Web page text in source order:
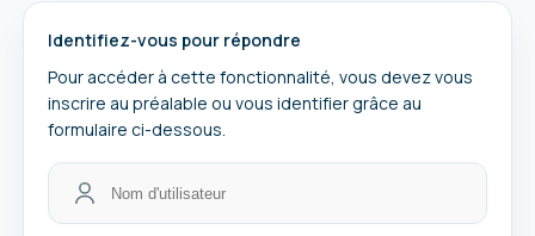
Identifiez-vous pour répondre
Pour accéder à cette fonctionnalité, vous devez vous
inscrire au préalable ou vous identifier grâce au
formulaire ci-dessous.